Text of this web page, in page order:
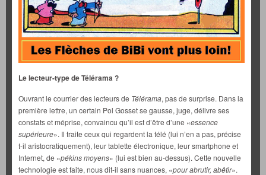
Le lecteur-type de Télérama ?
Ouvrant le courrier des lecteurs de Télérama, pas de surprise. Dans la
première lettre, un certain Pol Gosset se gausse, juge, délivre ses
constats et méprise, convaincu qu’il est d’être d’une «essence
supérieure». Il traite ceux qui regardent la télé (lui n’en a pas, précise
t-il aristocratiquement), leur tablette électronique, leur smartphone et
Internet, de «pékins moyens» (lui est bien au-dessus). Cette nouvelle
technologie est faite, nous dit-il sans nuances, «pour abrutir, abêtir».